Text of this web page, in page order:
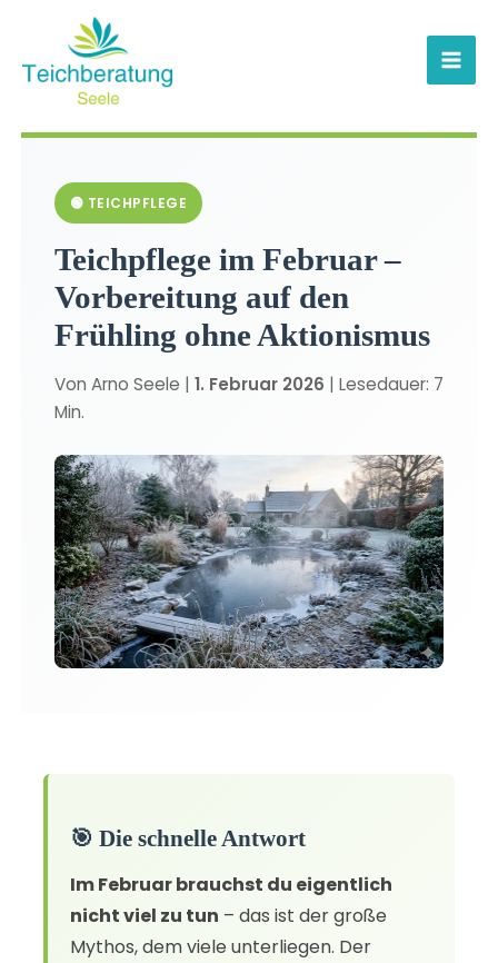
springen
🟢 TEICHPFLEGE
Teichpflege im Februar –
Vorbereitung auf den
Frühling ohne Aktionismus
Von Arno Seele | 1. Februar 2026 | Lesedauer: 7
Min.
🎯 Die schnelle Antwort
Im Februar brauchst du eigentlich
nicht viel zu tun – das ist der große
Mythos, dem viele unterliegen. Der